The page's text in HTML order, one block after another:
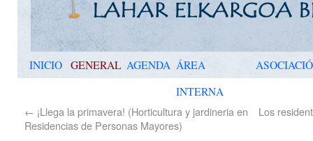
INICIO GENERAL AGENDA ÁREA
INTERNA
← ¡Llega la primavera! (Horticultura y jardineria en
Residencias de Personas Mayores)
Los